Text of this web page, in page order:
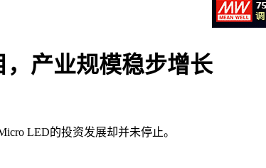
产业规模稳步增长
LED的投资发展却并未停止。